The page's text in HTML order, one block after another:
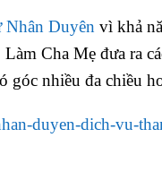
Nhân Duyên vì khả
Cha Mẹ đưa ra
góc nhiều đa chiều
duyen-dich-vu-